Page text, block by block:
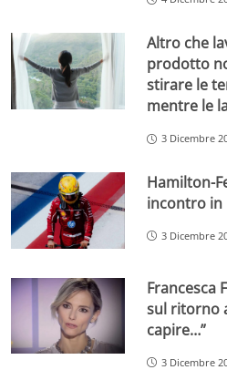
Altro che
prodotto
stirare le
mentre le
3 Dicembre
Hamilton-
incontro in
3 Dicembre
Francesca
sul ritorno
capire…”
3 Dicembre